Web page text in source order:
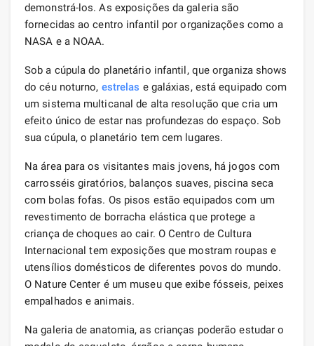
demonstrá-los. As exposições da galeria são
fornecidas ao centro infantil por organizações como a
NASA e a NOAA.
Sob a cúpula do planetário infantil, que organiza shows
do céu noturno, estrelas e galáxias, está equipado com
um sistema multicanal de alta resolução que cria um
efeito único de estar nas profundezas do espaço. Sob
sua cúpula, o planetário tem cem lugares.
Na área para os visitantes mais jovens, há jogos com
carrosséis giratórios, balanços suaves, piscina seca
com bolas fofas. Os pisos estão equipados com um
revestimento de borracha elástica que protege a
criança de choques ao cair. O Centro de Cultura
Internacional tem exposições que mostram roupas e
utensílios domésticos de diferentes povos do mundo.
O Nature Center é um museu que exibe fósseis, peixes
empalhados e animais.
Na galeria de anatomia, as crianças poderão estudar o